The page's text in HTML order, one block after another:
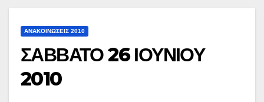
ΑΝΑΚΟΙΝΏΣΕΙΣ 2010
ΣΑΒΒΑΤΟ 26 ΙΟΥΝΙΟΥ
2010